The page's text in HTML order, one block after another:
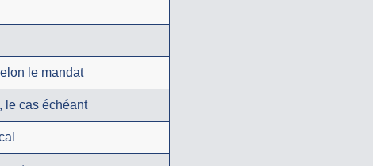
le mandat
le cas échéant